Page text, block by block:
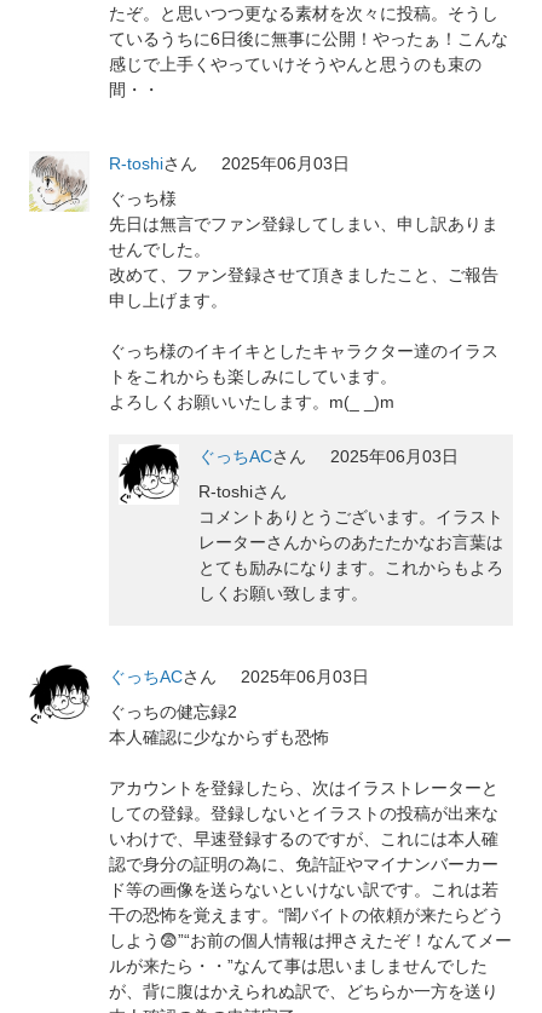
たぞ。と思いつつ更なる素材を次々に投稿。そうし
ているうちに6日後に無事に公開！やったぁ！こんな
感じで上手くやっていけそうやんと思うのも束の
間・・
R-toshiさん
2025年06月03日
ぐっち様
先日は無言でファン登録してしまい、申し訳ありま
せんでした。
改めて、ファン登録させて頂きましたこと、ご報告
申し上げます。
ぐっち様のイキイキとしたキャラクター達のイラス
トをこれからも楽しみにしています。
よろしくお願いいたします。m(_ _)m
ぐっちACさん
2025年06月03日
R-toshiさん
コメントありとうございます。イラスト
レーターさんからのあたたかなお言葉は
とても励みになります。これからもよろ
しくお願い致します。
ぐっちACさん
2025年06月03日
ぐっちの健忘録2
本人確認に少なからずも恐怖
アカウントを登録したら、次はイラストレーターと
しての登録。登録しないとイラストの投稿が出来な
いわけで、早速登録するのですが、これには本人確
認で身分の証明の為に、免許証やマイナンバーカー
ド等の画像を送らないといけない訳です。これは若
干の恐怖を覚えます。“闇バイトの依頼が来たらどう
しよう😨”“お前の個人情報は押さえたぞ！なんてメー
ルが来たら・・”なんて事は思いましませんでした
が、背に腹はかえられぬ訳で、どちらか一方を送り